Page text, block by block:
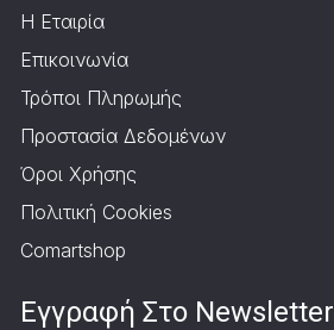
Η Εταιρία
Επικοινωνία
Τρόποι Πληρωμής
Προστασία Δεδομένων
Όροι Χρήσης
Πολιτική Cookies
Comartshop
Εγγραφή Στο Newsletter